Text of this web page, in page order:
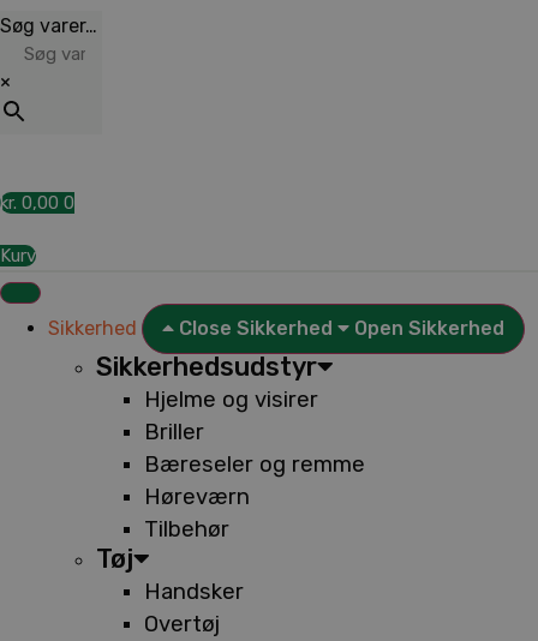
Søg varer…
×
kr. 0,00 0
Kurv
Sikkerhed Close Sikkerhed Open Sikkerhed
Sikkerhedsudstyr
Hjelme og visirer
Briller
Bæreseler og remme
Høreværn
Tilbehør
Tøj
Handsker
Overtøj